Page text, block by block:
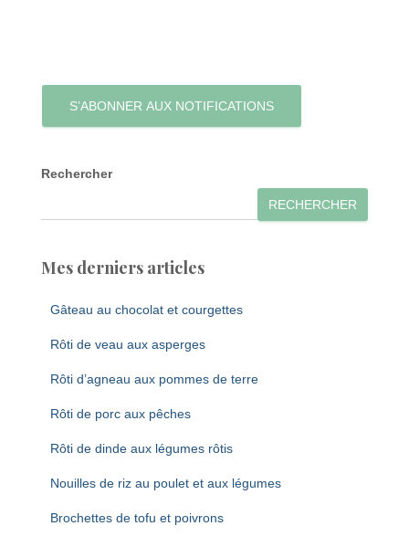
S’ABONNER AUX NOTIFICATIONS
Rechercher
RECHERCHER
Mes derniers articles
Gâteau au chocolat et courgettes
Rôti de veau aux asperges
Rôti d’agneau aux pommes de terre
Rôti de porc aux pêches
Rôti de dinde aux légumes rôtis
Nouilles de riz au poulet et aux légumes
Brochettes de tofu et poivrons